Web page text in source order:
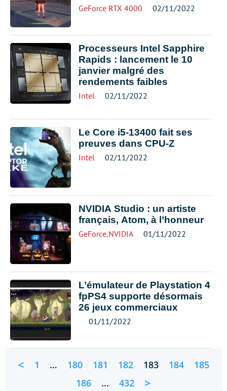
GeForce RTX 4000 02/11/2022
Processeurs Intel Sapphire
Rapids : lancement le 10
janvier malgré des
rendements faibles
Intel 02/11/2022
Le Core i5-13400 fait ses
preuves dans CPU-Z
Intel 02/11/2022
NVIDIA Studio : un artiste
français, Atom, à l’honneur
GeForce,NVIDIA 01/11/2022
L’émulateur de Playstation 4
fpPS4 supporte désormais
26 jeux commerciaux
01/11/2022
< 1 … 180 181 182 183 184
185
186
… 432 >